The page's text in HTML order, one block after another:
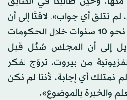
لم نتلق أي جواب»، لافتًا إلى أن
هذا الواقع «مستمر منذ نحو 10 سنوات خلال الحكومات
إلى أن المجلس سُئل قبل
من بيروت، تروّج لفكر
نمتلك أي إجابة، لأننا لم نكن
والخبرة بالموضوع».